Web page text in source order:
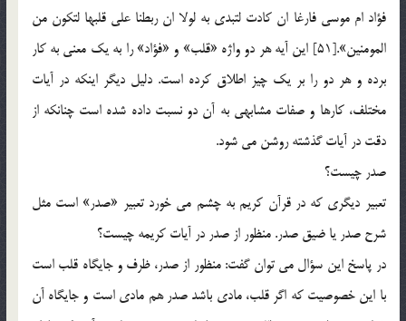
فؤاد ام موسي فارغا ان كادت لتبدي به لولا ان ربطنا علي قلبها لتكون من
المومنين».[51] اين آيه هر دو واژه «قلب» و «فؤاد» را به يك معني به كار
برده و هر دو را بر يك چيز اطلاق كرده است. دليل ديگر اينكه در آيات
مختلف، كارها و صفات مشابهي به آن دو نسبت داده شده است چنانكه از
دقت در آيات گذشته روشن مي شود.
صدر چيست؟
تعبير ديگري كه در قرآن كريم به چشم مي خورد تعبير «صدر» است مثل
شرح صدر يا ضيق صدر. منظور از صدر در آيات كريمه چيست؟
در پاسخ اين سؤال مي توان گفت: منظور از صدر، ظرف و جايگاه قلب است
با اين خصوصيت كه اگر قلب، مادي باشد صدر هم مادي است و جايگاه آن